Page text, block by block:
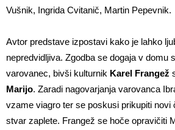
Vušnik, Ingrida Cvitanič, Martin Pepevnik.
Avtor predstave izpostavi kako je lahko
nepredvidljiva. Zgodba se dogaja v domu
varovanec, bivši kulturnik Karel Frangež
Marijo. Zaradi nagovarjanja varovanca
vzame viagro ter se poskusi prikupiti novi
stvar zaplete. Frangež se hoče opravičiti